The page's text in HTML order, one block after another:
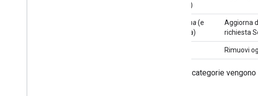
)
Aggiorna(e
Imposta)
Aggiorna
richiesta
Rimuovi
Queste categorie